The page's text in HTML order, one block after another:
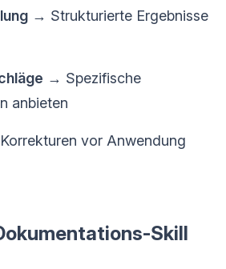
→ Strukturierte Ergebnisse
→ Spezifische
anbieten
vor Anwendung
Skill